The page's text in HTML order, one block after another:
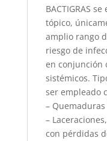
BACTIGRAS
tópico,
amplio rango
riesgo de
en conjunción
sistémicos.
ser empleado
–
–
con pérdidas